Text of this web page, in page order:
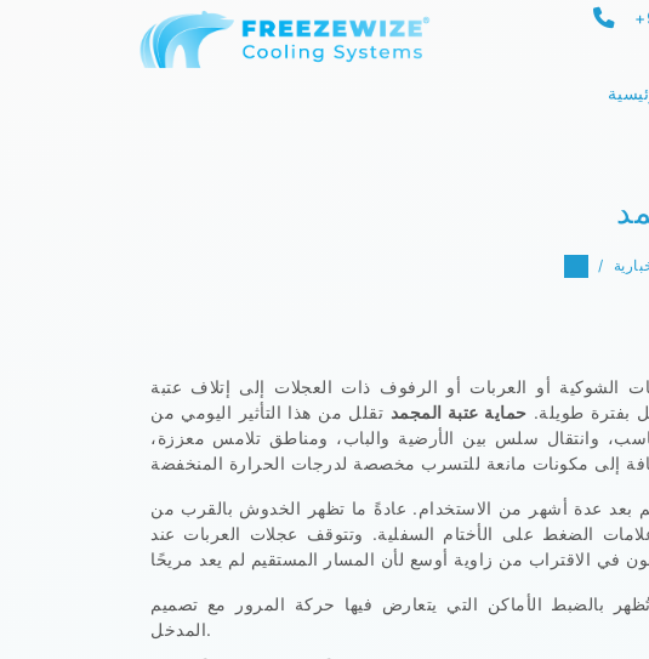
الشوكية أو العربات أو الرفوف ذات العجلات إلى إتلاف عتبة
بفترة طويلة. حماية عتبة المجمد تقلل من هذا التأثير اليومي من
وانتقال سلس بين الأرضية والباب، ومناطق تلامس معززة،
عدة أشهر من الاستخدام. عادةً ما تظهر الخدوش بالقرب من
الضغط على الأختام السفلية. وتتوقف عجلات العربات عند
بالضبط الأماكن التي يتعارض فيها حركة المرور مع تصميم
المدخل.